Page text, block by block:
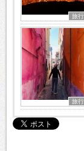
旅
旅